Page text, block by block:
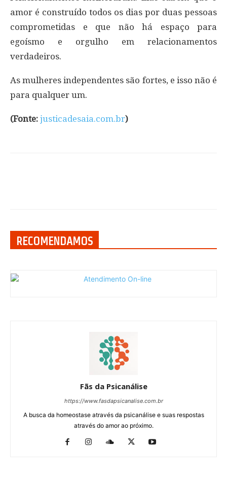
amor é construído todos os dias por duas pessoas
comprometidas e que não há espaço para
egoísmo e orgulho em relacionamentos
verdadeiros.
As mulheres independentes são fortes, e isso não é
para qualquer um.
(Fonte: justicadesaia.com.br)
RECOMENDAMOS
Fãs da Psicanálise
https://www.fasdapsicanalise.com.br
A busca da homeostase através da psicanálise e suas respostas
através do amor ao próximo.